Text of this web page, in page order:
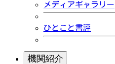
メディアギャラリー
ひとこと書評
機関紹介